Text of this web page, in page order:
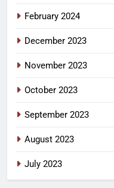
February 2024
December 2023
November 2023
October 2023
September 2023
August 2023
July 2023